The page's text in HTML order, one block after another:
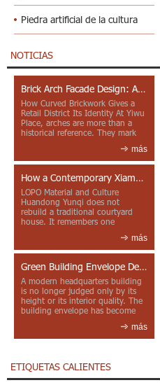
Piedra artificial de la cultura
NOTICIAS
Brick Arch Facade Design: A Closer Look at Yiwu Place
How Curved Brickwork Gives a
Retail District Its Identity At Yiwu
Place, arches are more than a
historical reference. They mark
más
How a Contemporary Xiamen Project Reframes Minnan Red Brick
LOPO Material and Culture
Huandong Yunqi does not
rebuild a traditional courtyard
house. It remembers one
más
Green Building Envelope Design: Clay Sunscreen Fins for Modern Headquarters Architecture
A modern headquarters building
is no longer judged only by its
height or its interior quality. The
building envelope has become
más
ETIQUETAS CALIENTES